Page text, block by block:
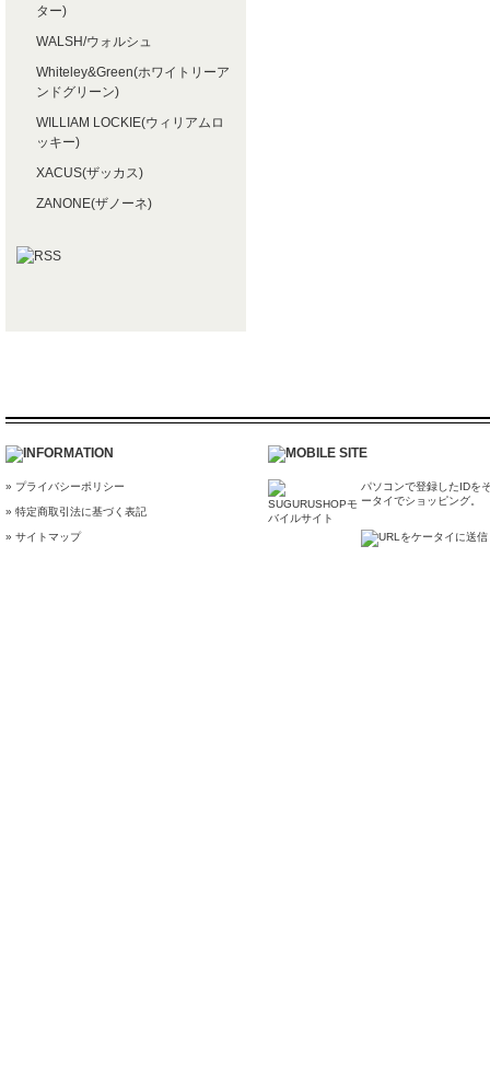
ター)
WALSH/ウォルシュ
Whiteley&Green(ホワイトリーア
ンドグリーン)
WILLIAM LOCKIE(ウィリアムロ
ッキー)
XACUS(ザッカス)
ZANONE(ザノーネ)
» プライバシーポリシー
» 特定商取引法に基づく表記
» サイトマップ
パソコンで登録したIDを
ータイでショッピング。